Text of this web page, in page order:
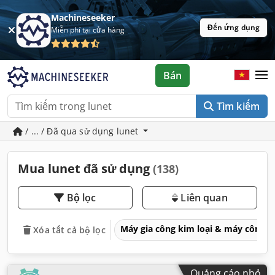
Machineseeker
Miễn phí tại cửa hàng Đến ứng dụng
Tìm kiếm
Bán
/ ... / Đã qua sử dụng lunet
Mua lunet đã sử dụng (138)
Bộ lọc Liên quan
Xóa tất cả bộ lọc Máy gia công kim loại & máy công